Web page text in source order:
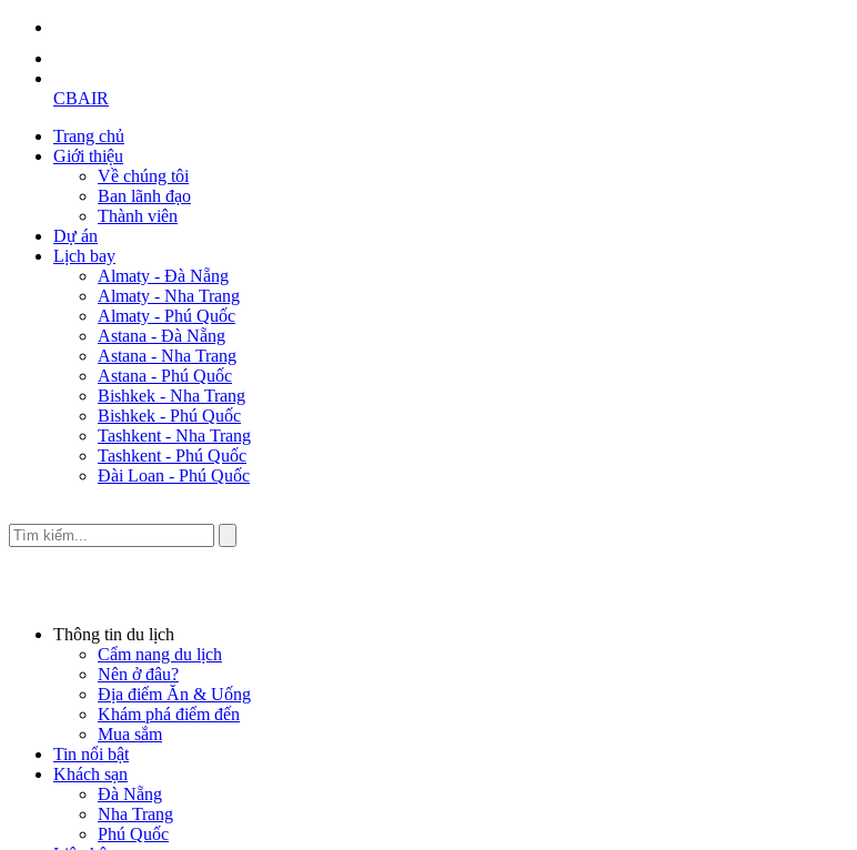
CBAIR
Trang chủ
Giới thiệu
Về chúng tôi
Ban lãnh đạo
Thành viên
Dự án
Lịch bay
Almaty - Đà Nẵng
Almaty - Nha Trang
Almaty - Phú Quốc
Astana - Đà Nẵng
Astana - Nha Trang
Astana - Phú Quốc
Bishkek - Nha Trang
Bishkek - Phú Quốc
Tashkent - Nha Trang
Tashkent - Phú Quốc
Đài Loan - Phú Quốc
Thông tin du lịch
Cẩm nang du lịch
Nên ở đâu?
Địa điểm Ăn & Uống
Khám phá điểm đến
Mua sắm
Tin nổi bật
Khách sạn
Đà Nẵng
Nha Trang
Phú Quốc